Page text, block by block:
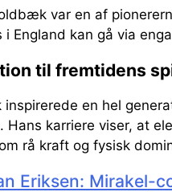
var en af
i England kan gå via
til fremtidens
en hel
Hans karriere viser, at
rå kraft og fysisk
Eriksen: Mirakel-